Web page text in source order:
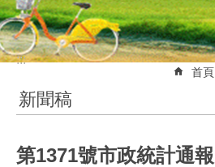
:::
首頁
新聞稿
第1371號市政統計通報